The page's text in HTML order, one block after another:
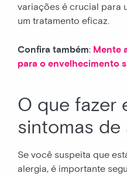
variações é crucial para
um tratamento eficaz.
Confira também: Mente
para o envelhecimento
O que fazer
sintomas de
Se você suspeita que
alergia, é importante